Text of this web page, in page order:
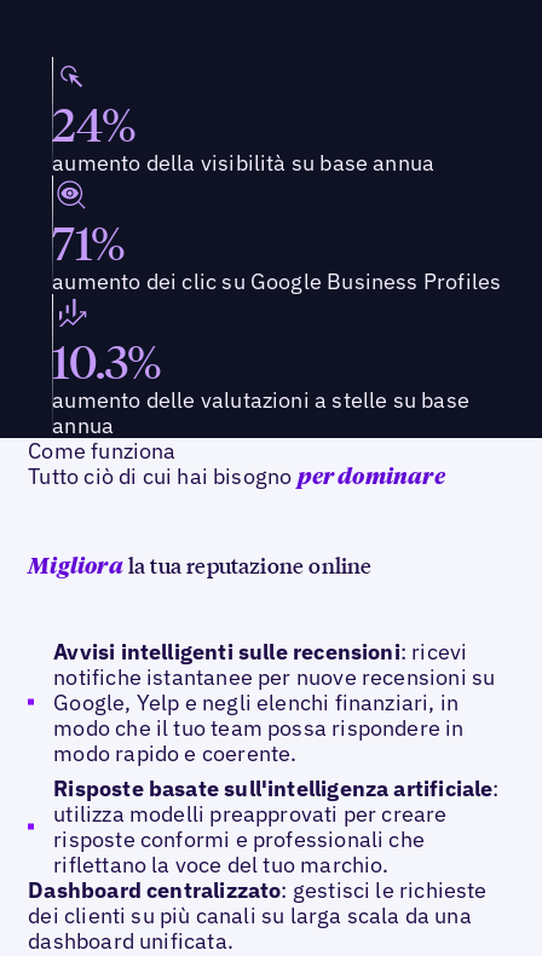
24%
aumento della visibilità su base annua
71%
aumento dei clic su Google Business Profiles
10.3%
aumento delle valutazioni a stelle su base
annua
Come funziona
Tutto ciò di cui hai bisogno per dominare
Migliorala tua reputazione online
Avvisi intelligenti sulle recensioni: ricevi
notifiche istantanee per nuove recensioni su
Google, Yelp e negli elenchi finanziari, in
modo che il tuo team possa rispondere in
modo rapido e coerente.
Risposte basate sull'intelligenza artificiale:
utilizza modelli preapprovati per creare
risposte conformi e professionali che
riflettano la voce del tuo marchio.
Dashboard centralizzato: gestisci le richieste
dei clienti su più canali su larga scala da una
dashboard unificata.